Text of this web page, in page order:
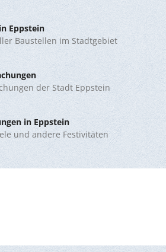
Eppstein
Baustellen im Stadtgebiet
der Stadt Eppstein
in Eppstein
und andere Festivitäten